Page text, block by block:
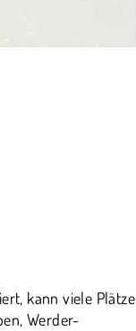
kann viele Plätze
Werder-